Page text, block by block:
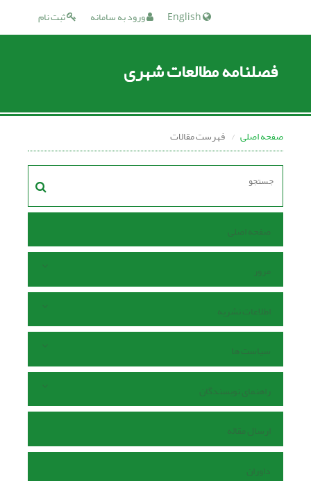
ثبت نام ورود به سامانه
فصلنامه مطالعات شهری
صفحه اصلی فهرست مقالات
صفحه اصلی
مرور
اطلاعات نشریه
سیاست ها
راهنمای نویسندگان
ارسال مقاله
داوران